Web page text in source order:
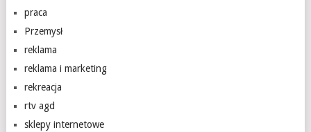
praca
Przemysł
reklama
reklama i marketing
rekreacja
rtv agd
sklepy internetowe